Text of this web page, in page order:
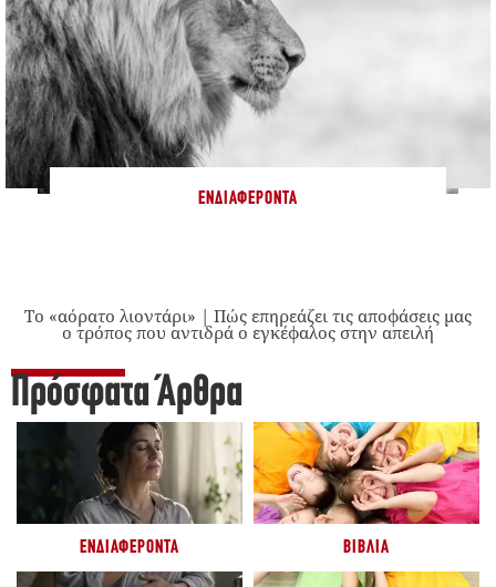
ΕΝΔΙΑΦΈΡΟΝΤΑ
Το «αόρατο λιοντάρι» | Πώς επηρεάζει τις αποφάσεις μας
ο τρόπος που αντιδρά ο εγκέφαλος στην απειλή
Πρόσφατα Άρθρα
ΕΝΔΙΑΦΈΡΟΝΤΑ ΒΙΒΛΊΑ